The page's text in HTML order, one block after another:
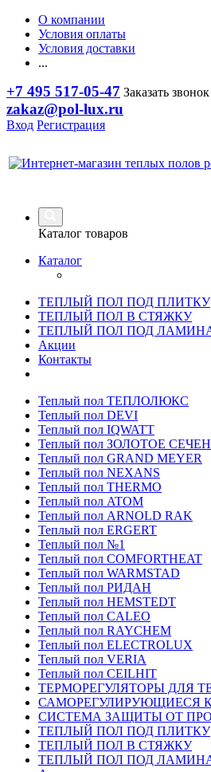
О компании
Условия оплаты
Условия доставки
...
+7 495 517-05-47 Заказать звонок
zakaz@pol-lux.ru
Вход Регистрация
Каталог товаров
Каталог
ТЕПЛЫЙ ПОЛ ПОД ПЛИТКУ
ТЕПЛЫЙ ПОЛ В СТЯЖКУ
ТЕПЛЫЙ ПОЛ ПОД
Акции
Контакты
Теплый пол ТЕПЛОЛЮКС
Теплый пол DEVI
Теплый пол IQWATT
Теплый пол ЗОЛОТОЕ
Теплый пол GRAND MEYER
Теплый пол NEXANS
Теплый пол THERMO
Теплый пол ATOM
Теплый пол ARNOLD RAK
Теплый пол ERGERT
Теплый пол №1
Теплый пол COMFORTHEAT
Теплый пол WARMSTAD
Теплый пол РИДАН
Теплый пол HEMSTEDT
Теплый пол CALEO
Теплый пол RAYCHEM
Теплый пол ELECTROLUX
Теплый пол VERIA
Теплый пол CEILHIT
ТЕРМОРЕГУЛЯТОРЫ ДЛЯ
САМОРЕГУЛИРУЮЩИЕСЯ
СИСТЕМА ЗАЩИТЫ ОТ
ТЕПЛЫЙ ПОЛ ПОД ПЛИТКУ
ТЕПЛЫЙ ПОЛ В СТЯЖКУ
ТЕПЛЫЙ ПОЛ ПОД